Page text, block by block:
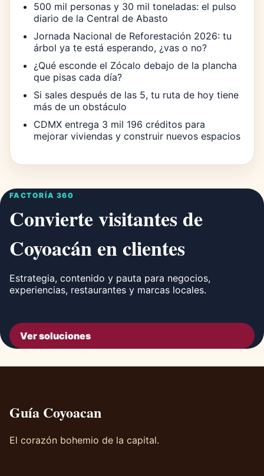
500 mil personas y 30 mil toneladas: el pulso
diario de la Central de Abasto
Jornada Nacional de Reforestación 2026: tu
árbol ya te está esperando, ¿vas o no?
¿Qué esconde el Zócalo debajo de la plancha
que pisas cada día?
Si sales después de las 5, tu ruta de hoy tiene
más de un obstáculo
CDMX entrega 3 mil 196 créditos para
mejorar viviendas y construir nuevos espacios
FACTORÍA 360
Convierte visitantes de
Coyoacán en clientes
Estrategia, contenido y pauta para negocios,
experiencias, restaurantes y marcas locales.
Ver soluciones
Guía Coyoacan
El corazón bohemio de la capital.